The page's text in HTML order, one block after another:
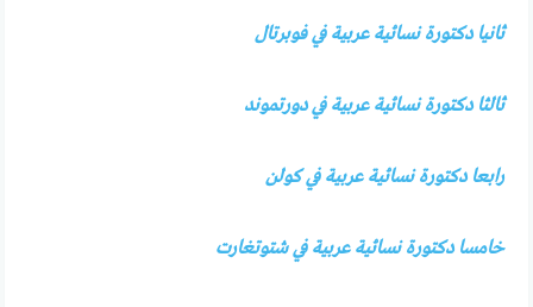
ثانيا دكتورة نسائية عربية في فوبرتال
ثالثا دكتورة نسائية عربية في دورتموند
رابعا دكتورة نسائية عربية في كولن
خامسا دكتورة نسائية عربية في شتوتغارت